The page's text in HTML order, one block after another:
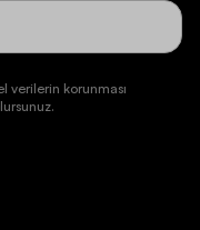
verilerin korunması